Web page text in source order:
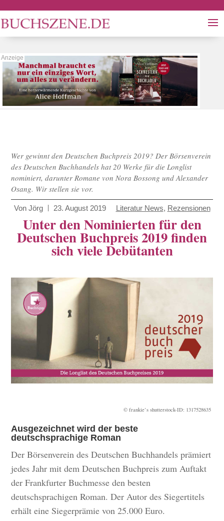
Wer gewinnt den Deutschen Buchpreis 2019? Der Börsenverein
des Deutschen Buchhandels hat 20 Werke für die Longlist
nominiert, darunter Romane von Nora Bossong und Alexander
Osang. Wir stellen sie vor.
Von Jörg 23. August 2019 Literatur News, Rezensionen
Unter den Nominierten für den
Deutschen Buchpreis 2019 finden
sich viele Debütanten
© frankie’s shutterstock-ID: 1317528635
Ausgezeichnet wird der beste
deutschsprachige Roman
Der Börsenverein des Deutschen Buchhandels prämiert
jedes Jahr mit dem Deutschen Buchpreis zum Auftakt
der Frankfurter Buchmesse den besten
deutschsprachigen Roman. Der Autor des Siegertitels
erhält eine Siegerprämie von 25.000 Euro.